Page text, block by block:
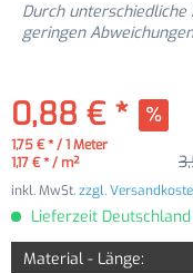
Durch
geringen
0,88 € *
1,75 € * / 1 Meter
1,17 € * / m²
inkl. MwSt.zzgl.
Lieferzeit
Material - Länge: